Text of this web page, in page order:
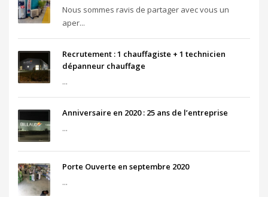
Nous sommes ravis de partager avec vous un
aper...
Recrutement : 1 chauffagiste + 1 technicien
dépanneur chauffage
...
Anniversaire en 2020 : 25 ans de l’entreprise
...
Porte Ouverte en septembre 2020
...